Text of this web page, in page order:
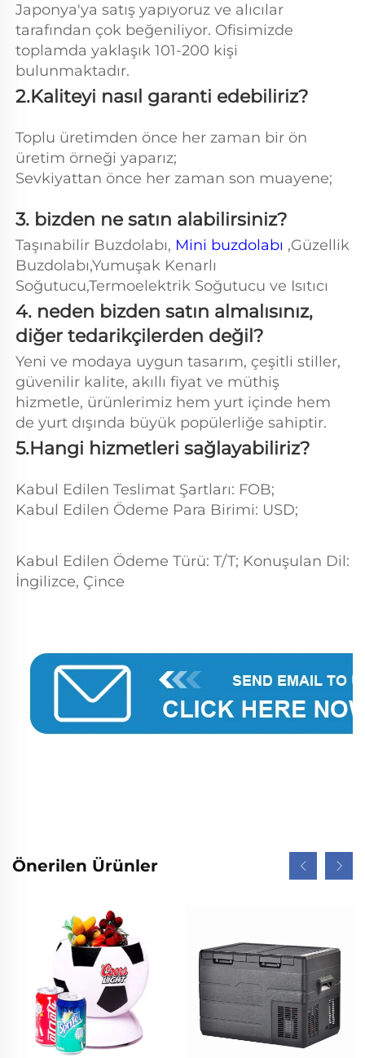
Japonya'ya satış yapıyoruz ve alıcılar
tarafından çok beğeniliyor. Ofisimizde
toplamda yaklaşık 101-200 kişi
bulunmaktadır.
2.Kaliteyi nasıl garanti edebiliriz?
Toplu üretimden önce her zaman bir ön
üretim örneği yaparız;
Sevkiyattan önce her zaman son muayene;
3. bizden ne satın alabilirsiniz?
Taşınabilir Buzdolabı, Mini buzdolabı ,Güzellik
Buzdolabı,Yumuşak Kenarlı
Soğutucu,Termoelektrik Soğutucu ve Isıtıcı
4. neden bizden satın almalısınız,
diğer tedarikçilerden değil?
Yeni ve modaya uygun tasarım, çeşitli stiller,
güvenilir kalite, akıllı fiyat ve müthiş
hizmetle, ürünlerimiz hem yurt içinde hem
de yurt dışında büyük popülerliğe sahiptir.
5.Hangi hizmetleri sağlayabiliriz?
Kabul Edilen Teslimat Şartları: FOB;
Kabul Edilen Ödeme Para Birimi: USD;
Kabul Edilen Ödeme Türü: T/T; Konuşulan Dil:
İngilizce, Çince
Önerilen Ürünler